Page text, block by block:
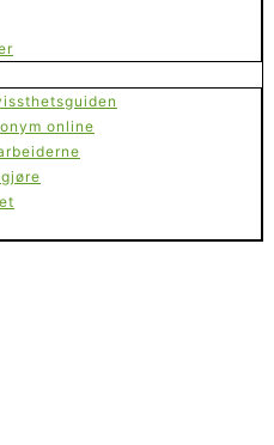
online